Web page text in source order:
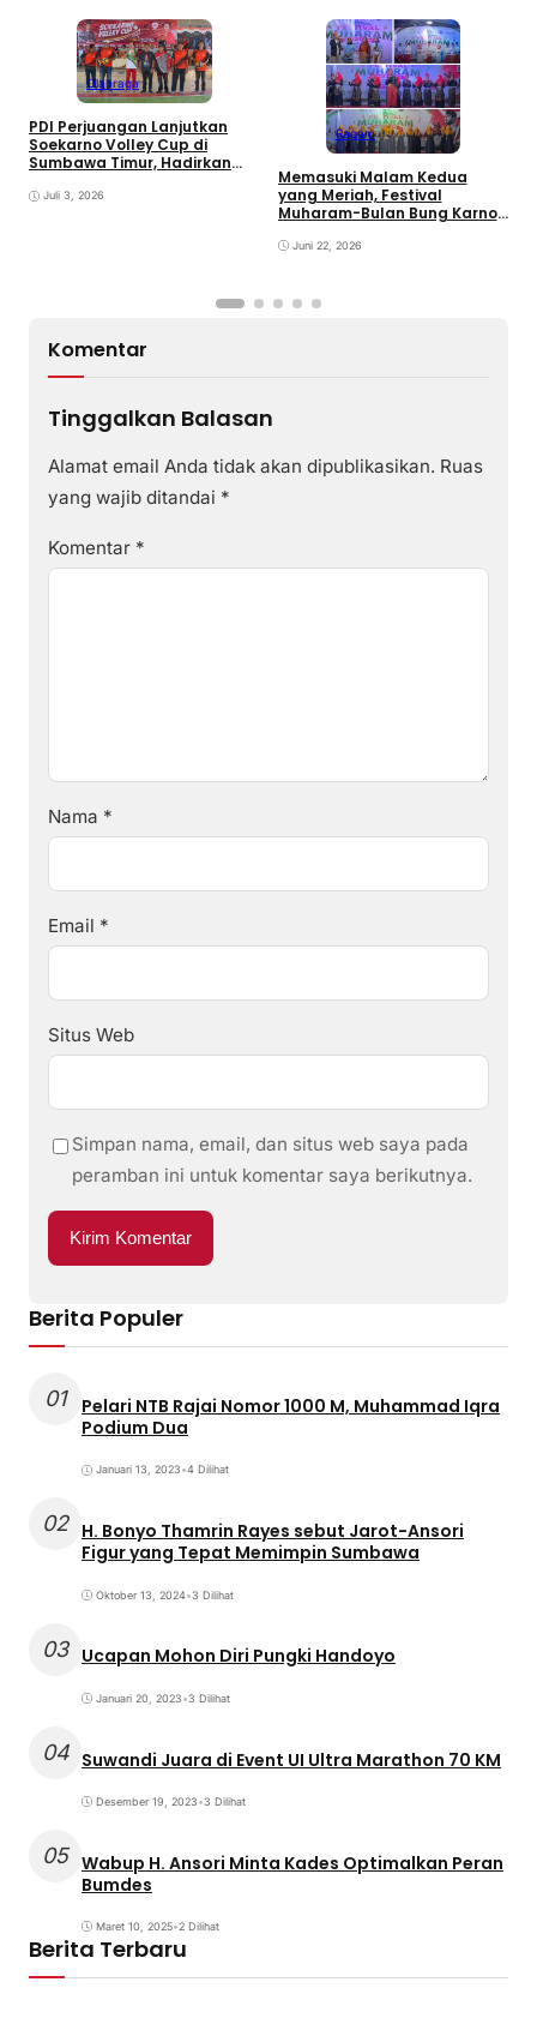
Olahraga
PDI Perjuangan Lanjutkan
Soekarno Volley Cup di
Sumbawa Timur, Hadirkan
Rakyat
Juli 3, 2026
Ragam
Memasuki Malam Kedua
yang Meriah, Festival
Muharam-Bulan Bung Karno
Pemajuan Kebudayaan
Juni 22, 2026
Komentar
Tinggalkan Balasan
Alamat email Anda tidak akan dipublikasikan. Ruas
yang wajib ditandai *
Komentar *
Nama *
Email *
Situs Web
Simpan nama, email, dan situs web saya pada
peramban ini untuk komentar saya berikutnya.
Berita Populer
01
Pelari NTB Rajai Nomor 1000 M, Muhammad Iqra
Podium Dua
Januari 13, 2023•4 Dilihat
02 H. Bonyo Thamrin Rayes sebut Jarot-Ansori
Figur yang Tepat Memimpin Sumbawa
Oktober 13, 2024•3 Dilihat
03 Ucapan Mohon Diri Pungki Handoyo
Januari 20, 2023•3 Dilihat
04 Suwandi Juara di Event UI Ultra Marathon 70 KM
Desember 19, 2023•3 Dilihat
05 Wabup H. Ansori Minta Kades Optimalkan Peran
Bumdes
Maret 10, 2025•2 Dilihat
Berita Terbaru